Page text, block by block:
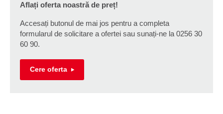
Aflați oferta noastră de preț!
Accesați butonul de mai jos pentru a completa
formularul de solicitare a ofertei sau sunați-ne la 0256 30
60 90.
Cere oferta